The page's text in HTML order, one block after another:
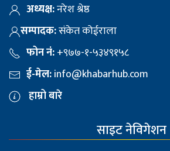
अध्यक्ष:नरेश श्रेष्ठ
सम्पादक:संकेत कोईराला
फोन नं:+९७७-१-५३४९१५८
ई-मेल:info@khabarhub.com
हाम्रो बारे
साइट नेविगेशन